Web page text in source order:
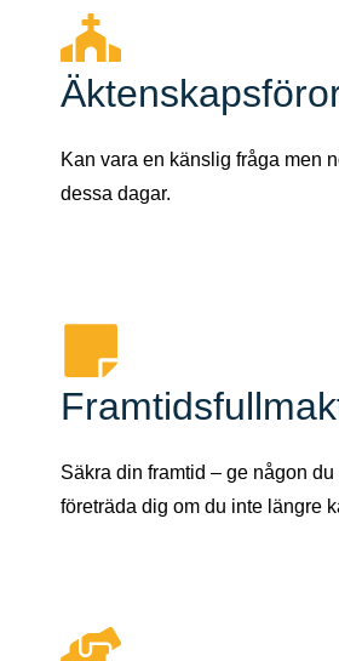
Kan vara en känslig fråga men
dessa dagar.
Säkra din framtid – ge någon du
företräda dig om du inte längre